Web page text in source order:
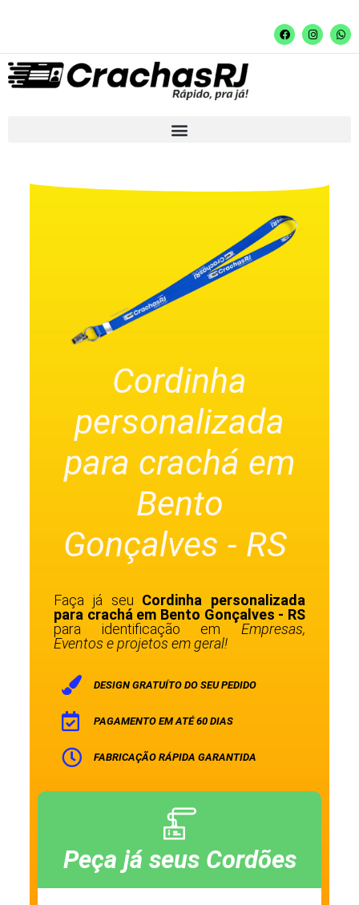
Cordinha
personalizada
para crachá em
Bento
Gonçalves - RS
Faça já seu Cordinha personalizada
para crachá em Bento Gonçalves - RS
para identificação em Empresas,
Eventos e projetos em geral!
DESIGN GRATUÍTO DO SEU PEDIDO
PAGAMENTO EM ATÉ 60 DIAS
FABRICAÇÃO RÁPIDA GARANTIDA
Peça já seus Cordões